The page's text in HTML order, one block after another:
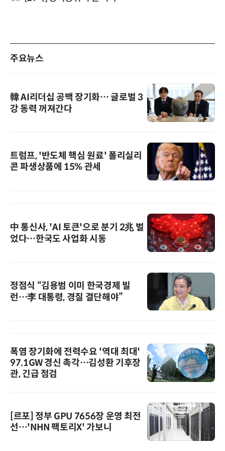
주요뉴스
韓 AI리더십 공백 장기화… 글로벌 3
강 동력 꺼져간다
트럼프, '반도체 핵심 원료' 폴리실리
콘 파생상품에 15% 관세
中 통신사, 'AI 토큰'으로 분기 2兆 벌
었다…한국도 사업화 시동
정점식 “김용범 이미 한국경제 빌
런…李 대통령, 경질 결단해야”
폭염 장기화에 전력수요 '역대 최대'
97.1GW 경신 촉각…김성환 기후장
관, 긴급 점검
[르포] 정부 GPU 7656장 운영 최전
선…'NHN 팩토리X' 가보니